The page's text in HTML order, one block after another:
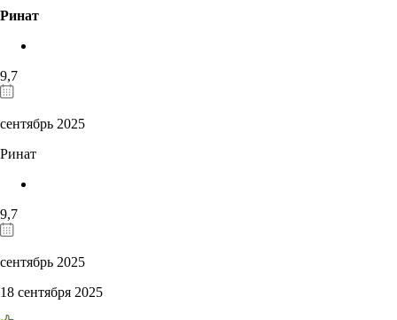
Ринат
9,7
сентябрь 2025
Ринат
9,7
сентябрь 2025
18 сентября 2025